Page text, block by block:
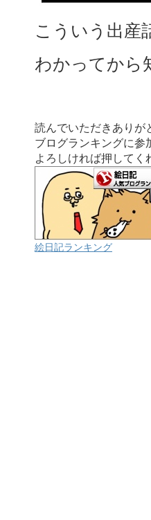
こういう出産
わかってから
読んでいただきありが
ブログランキングに参
よろしければ押してく
絵日記ランキング